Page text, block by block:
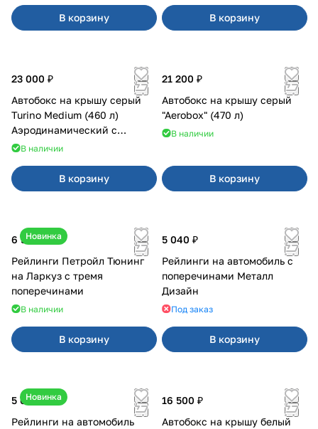
В корзину В корзину
23 000 ₽
Автобокс на крышу серый
Turino Medium (460 л)
Аэродинамический с
двусторонним открыванием
В наличии
В корзину
21 200 ₽
Автобокс на крышу серый
"Aerobox" (470 л)
В наличии
В корзину
Новинка
6 500 ₽
Рейлинги Петройл Тюнинг
на Ларкуз с тремя
поперечинами
В наличии
В корзину
5 040 ₽
Рейлинги на автомобиль с
поперечинами Металл
Дизайн
Под заказ
В корзину
Новинка
5 600 ₽
Рейлинги на автомобиль
16 500 ₽
Автобокс на крышу белый